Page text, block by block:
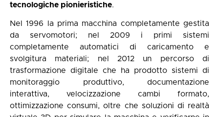
tecnologiche pionieristiche.
Nel 1996 la prima macchina completamente gestita
da servomotori; nel 2009 i primi sistemi
completamente automatici di caricamento e
svolgitura materiali; nel 2012 un percorso di
trasformazione digitale che ha prodotto sistemi di
monitoraggio produttivo, documentazione
interattiva, velocizzazione cambi formato,
ottimizzazione consumi, oltre che soluzioni di realtà